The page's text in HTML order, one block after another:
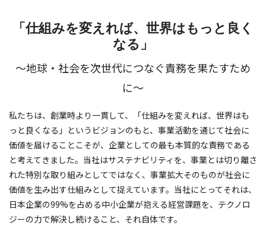
「仕組みを変えれば、世界はもっと良く
なる」
〜地球・社会を次世代につなぐ責務を果たすため
に〜
私たちは、創業時より一貫して、「仕組みを変えれば、世界はも
っと良くなる」というビジョンのもと、事業活動を通じて社会に
価値を届けることこそが、企業としての最も本質的な責務である
と考えてきました。当社はサステナビリティを、事業とは切り離さ
れた特別な取り組みとしてではなく、事業拡大そのものが社会に
価値を生み出す仕組みとして捉えています。当社にとってそれは、
日本企業の99%を占める中小企業が抱える経営課題を、テクノロ
ジーの力で解決し続けること、それ自体です。